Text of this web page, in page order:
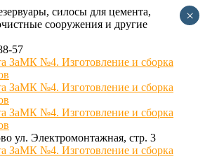
силосы для цемента,
сооружения и другие
57
ул. Электромонтажная, стр. 3
×